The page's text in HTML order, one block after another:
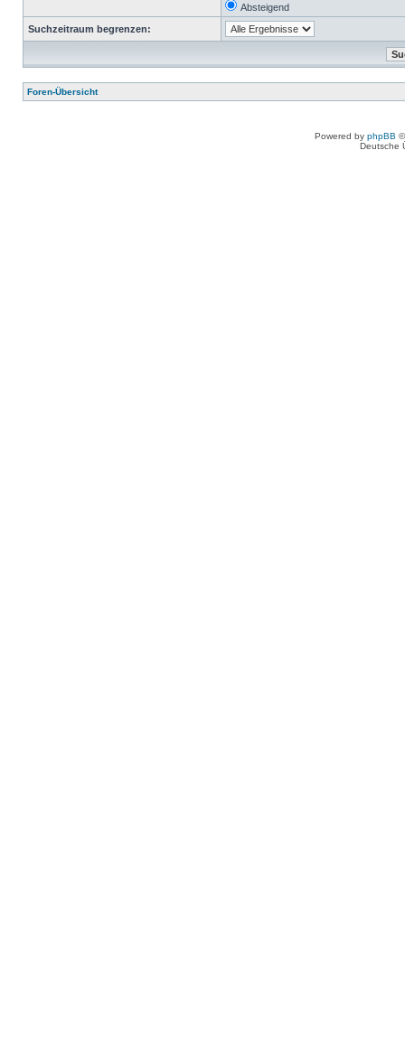
Absteigend
Suchzeitraum begrenzen:
Foren-Übersicht
Powered by phpBB
Deutsche